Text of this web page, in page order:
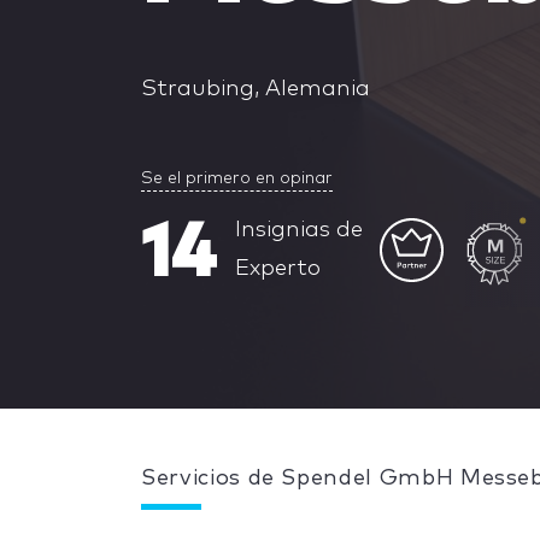
Straubing, Alemania
Se el primero en opinar
14
Insignias de
Experto
Servicios de Spendel GmbH